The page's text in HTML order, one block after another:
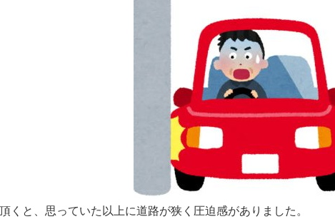
くと、思っていた以上に道路が狭く圧迫感がありました。